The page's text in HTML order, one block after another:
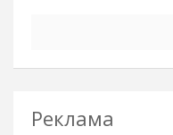
Реклама